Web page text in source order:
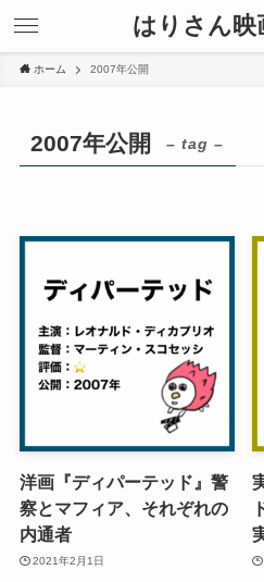
はりさん映
ホーム 2007年公開
2007年公開 – tag –
洋画『ディパーテッド』警
察とマフィア、それぞれの
内通者
2021年2月1日